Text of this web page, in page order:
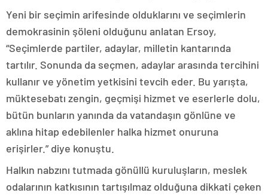
Yeni bir seçimin arifesinde olduklarını ve seçimlerin
demokrasinin şöleni olduğunu anlatan Ersoy,
“Seçimlerde partiler, adaylar, milletin kantarında
tartılır. Sonunda da seçmen, adaylar arasında tercihini
kullanır ve yönetim yetkisini tevcih eder. Bu yarışta,
müktesebatı zengin, geçmişi hizmet ve eserlerle dolu,
bütün bunların yanında da vatandaşın gönlüne ve
aklına hitap edebilenler halka hizmet onuruna
erişirler.” diye konuştu.
Halkın nabzını tutmada gönüllü kuruluşların, meslek
odalarının katkısının tartışılmaz olduğuna dikkati çeken